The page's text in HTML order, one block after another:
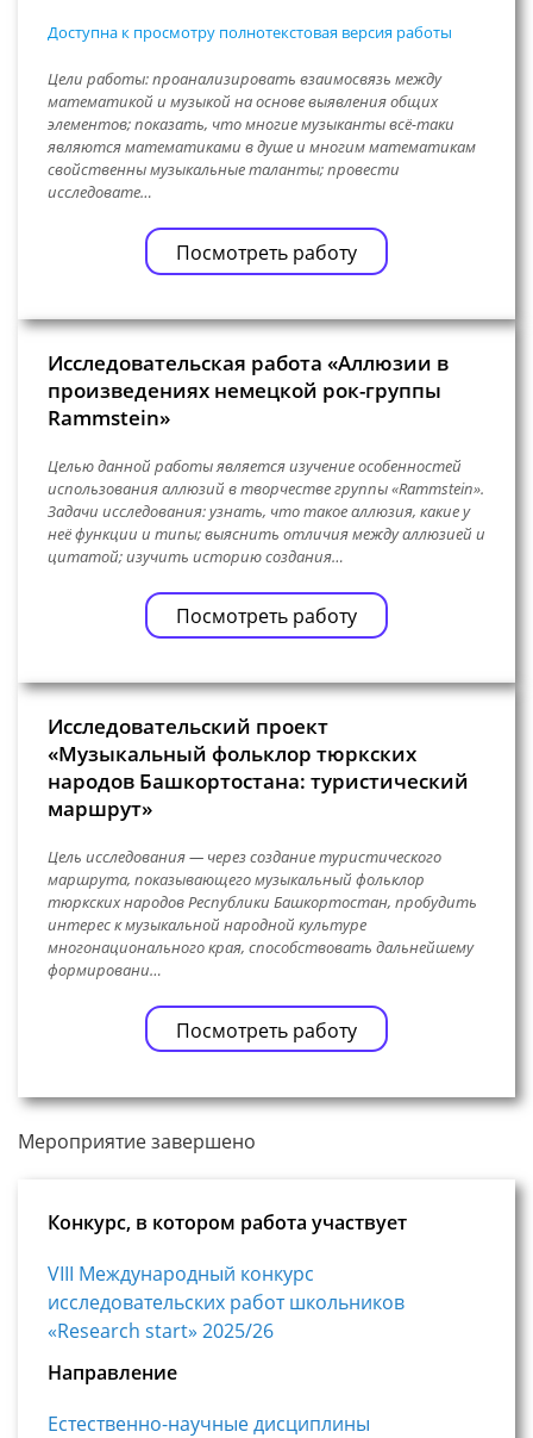
Доступна к просмотру полнотекстовая версия работы
Цели работы: проанализировать взаимосвязь между
математикой и музыкой на основе выявления общих
элементов; показать, что многие музыканты всё-таки
являются математиками в душе и многим математикам
свойственны музыкальные таланты; провести
исследовате…
Посмотреть работу
Исследовательская работа «Аллюзии в
произведениях немецкой рок-группы
Rammstein»
Целью данной работы является изучение особенностей
использования аллюзий в творчестве группы «Rammstein».
Задачи исследования: узнать, что такое аллюзия, какие у
неё функции и типы; выяснить отличия между аллюзией и
цитатой; изучить историю создания…
Посмотреть работу
Исследовательский проект
«Музыкальный фольклор тюркских
народов Башкортостана: туристический
маршрут»
Цель исследования — через создание туристического
маршрута, показывающего музыкальный фольклор
тюркских народов Республики Башкортостан, пробудить
интерес к музыкальной народной культуре
многонационального края, способствовать дальнейшему
формировани…
Посмотреть работу
Мероприятие завершено
Конкурс, в котором работа участвует
VIII Международный конкурс
исследовательских работ школьников
«Research start» 2025/26
Направление
Естественно-научные дисциплины